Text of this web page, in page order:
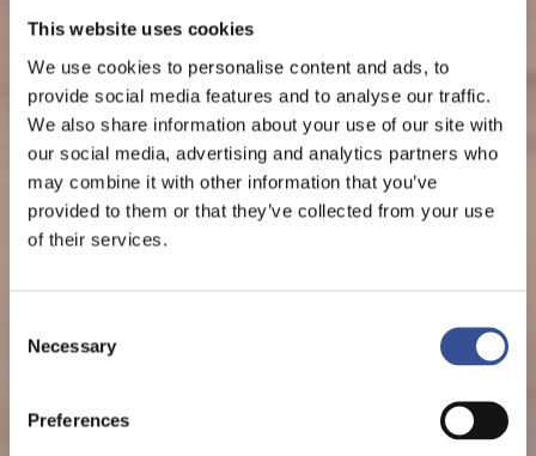
This website uses cookies
We use cookies to personalise content and ads, to
provide social media features and to analyse our traffic.
We also share information about your use of our site with
our social media, advertising and analytics partners who
may combine it with other information that you’ve
provided to them or that they’ve collected from your use
of their services.
Selection
Necessary
Preferences